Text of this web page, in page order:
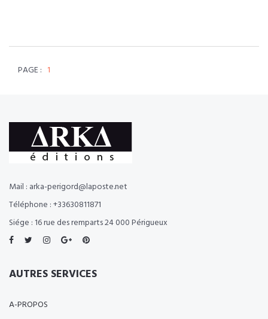
PAGE : 1
Mail : arka-perigord@laposte.net
Téléphone : +33630811871
Siége : 16 rue des remparts 24 000 Périgueux
AUTRES SERVICES
A-PROPOS